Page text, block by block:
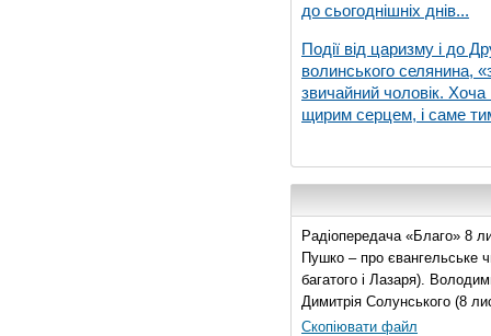
до сьогоднішніх днів...
Події від царизму і до
волинського селянина,
звичайний чоловік. Хоча
щирим серцем, і саме
Радіопередача «Благо» 8
Пушко – про євангельське
багатого і Лазаря).
Димитрія Солунського (8
Скопіювати файл